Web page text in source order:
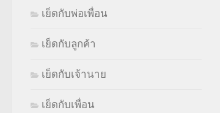
เย็ดกับพ่อเพื่อน
เย็ดกับลูกค้า
เย็ดกับเจ้านาย
เย็ดกับเพื่อน